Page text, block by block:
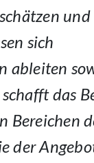
sich
ableiten
das
Bereichen
der